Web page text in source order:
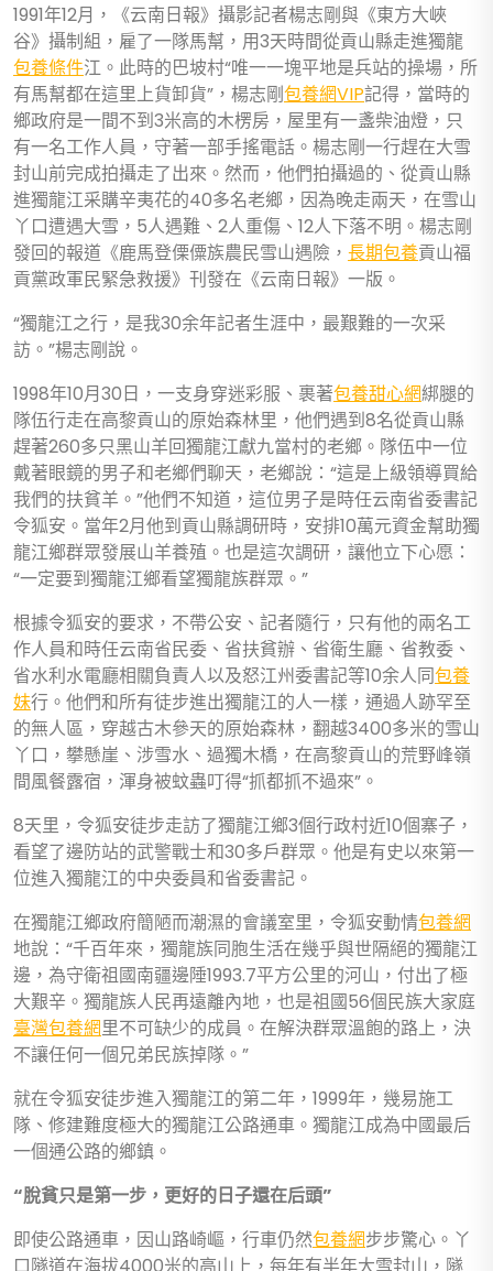
1991年12月，《云南日報》攝影記者楊志剛與《東方大峽
谷》攝制組，雇了一隊馬幫，用3天時間從貢山縣走進獨龍
包養條件江。此時的巴坡村“唯一一塊平地是兵站的操場，所
有馬幫都在這里上貨卸貨”，楊志剛包養網VIP記得，當時的
鄉政府是一間不到3米高的木楞房，屋里有一盞柴油燈，只
有一名工作人員，守著一部手搖電話。楊志剛一行趕在大雪
封山前完成拍攝走了出來。然而，他們拍攝過的、從貢山縣
進獨龍江采購辛夷花的40多名老鄉，因為晚走兩天，在雪山
丫口遭遇大雪，5人遇難、2人重傷、12人下落不明。楊志剛
發回的報道《鹿馬登傈僳族農民雪山遇險， 長期包養貢山福
貢黨政軍民緊急救援》刊發在《云南日報》一版。
“獨龍江之行，是我30余年記者生涯中，最艱難的一次采
訪。”楊志剛說。
1998年10月30日，一支身穿迷彩服、裹著包養甜心網綁腿的
隊伍行走在高黎貢山的原始森林里，他們遇到8名從貢山縣
趕著260多只黑山羊回獨龍江獻九當村的老鄉。隊伍中一位
戴著眼鏡的男子和老鄉們聊天，老鄉說：“這是上級領導買給
我們的扶貧羊。”他們不知道，這位男子是時任云南省委書記
令狐安。當年2月他到貢山縣調研時，安排10萬元資金幫助獨
龍江鄉群眾發展山羊養殖。也是這次調研，讓他立下心愿：
“一定要到獨龍江鄉看望獨龍族群眾。”
根據令狐安的要求，不帶公安、記者隨行，只有他的兩名工
作人員和時任云南省民委、省扶貧辦、省衛生廳、省教委、
省水利水電廳相關負責人以及怒江州委書記等10余人同包養
妹行。他們和所有徒步進出獨龍江的人一樣，通過人跡罕至
的無人區，穿越古木參天的原始森林，翻越3400多米的雪山
丫口，攀懸崖、涉雪水、過獨木橋，在高黎貢山的荒野峰嶺
間風餐露宿，渾身被蚊蟲叮得“抓都抓不過來”。
8天里，令狐安徒步走訪了獨龍江鄉3個行政村近10個寨子，
看望了邊防站的武警戰士和30多戶群眾。他是有史以來第一
位進入獨龍江的中央委員和省委書記。
在獨龍江鄉政府簡陋而潮濕的會議室里，令狐安動情包養網
地說：“千百年來，獨龍族同胞生活在幾乎與世隔絕的獨龍江
邊，為守衛祖國南疆邊陲1993.7平方公里的河山，付出了極
大艱辛。獨龍族人民再遠離內地，也是祖國56個民族大家庭
臺灣包養網里不可缺少的成員。在解決群眾溫飽的路上，決
不讓任何一個兄弟民族掉隊。”
就在令狐安徒步進入獨龍江的第二年，1999年，幾易施工
隊、修建難度極大的獨龍江公路通車。獨龍江成為中國最后
一個通公路的鄉鎮。
“脫貧只是第一步，更好的日子還在后頭”
即使公路通車，因山路崎嶇，行車仍然包養網步步驚心。丫